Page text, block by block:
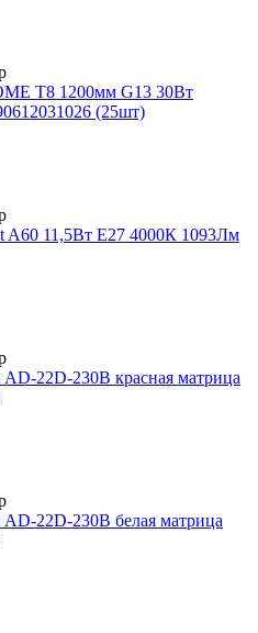
T8 1200мм G13 30Вт
(25шт)
A60 11,5Вт Е27 4000К 1093Лм
AD-22D-230В красная матрица
AD-22D-230В белая матрица